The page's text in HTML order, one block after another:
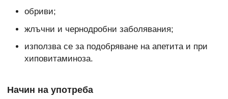
обриви;
жлъчни и чернодробни заболявания;
използва се за подобряване на апетита и при
хиповитаминоза.
Начин на употреба